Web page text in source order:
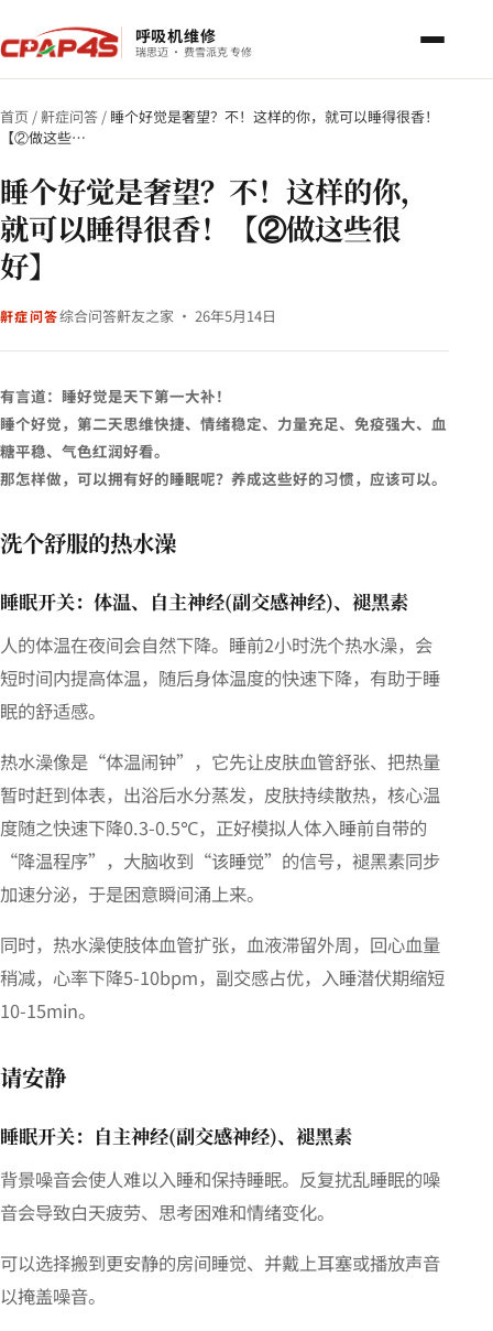
呼吸机维修
瑞思迈 · 费雪派克 专修
首页 /鼾症问答 / 睡个好觉是奢望？不！这样的你，就可以睡得很香！
【②做这些…
睡个好觉是奢望？不！这样的你，
就可以睡得很香！【②做这些很
好】
鼾症问答综合问答鼾友之家 · 26年5月14日
有言道：睡好觉是天下第一大补！
睡个好觉，第二天思维快捷、情绪稳定、力量充足、免疫强大、血
糖平稳、气色红润好看。
那怎样做，可以拥有好的睡眠呢？养成这些好的习惯，应该可以。
洗个舒服的热水澡
睡眠开关：体温、自主神经(副交感神经)、褪黑素
人的体温在夜间会自然下降。睡前2小时洗个热水澡，会
短时间内提高体温，随后身体温度的快速下降，有助于睡
眠的舒适感。
热水澡像是“体温闹钟”，它先让皮肤血管舒张、把热量
暂时赶到体表，出浴后水分蒸发，皮肤持续散热，核心温
度随之快速下降0.3-0.5℃，正好模拟人体入睡前自带的
“降温程序”，大脑收到“该睡觉”的信号，褪黑素同步
加速分泌，于是困意瞬间涌上来。
同时，热水澡使肢体血管扩张，血液滞留外周，回心血量
稍减，心率下降5-10bpm，副交感占优，入睡潜伏期缩短
10-15min。
请安静
睡眠开关：自主神经(副交感神经)、褪黑素
背景噪音会使人难以入睡和保持睡眠。反复扰乱睡眠的噪
音会导致白天疲劳、思考困难和情绪变化。
可以选择搬到更安静的房间睡觉、并戴上耳塞或播放声音
以掩盖噪音。